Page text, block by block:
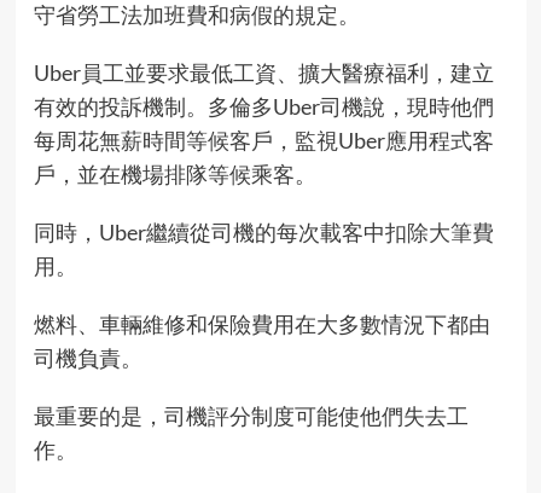
守省勞工法加班費和病假的規定。
Uber員工並要求最低工資、擴大醫療福利，建立
有效的投訴機制。多倫多Uber司機說，現時他們
每周花無薪時間等候客戶，監視Uber應用程式客
戶，並在機場排隊等候乘客。
同時，Uber繼續從司機的每次載客中扣除大筆費
用。
燃料、車輛維修和保險費用在大多數情況下都由
司機負責。
最重要的是，司機評分制度可能使他們失去工
作。